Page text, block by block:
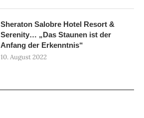
Sheraton Salobre Hotel Resort &
Serenity… „Das Staunen ist der
Anfang der Erkenntnis“
10. August 2022